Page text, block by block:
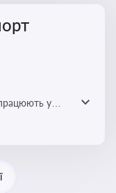
працюють у
аматорський